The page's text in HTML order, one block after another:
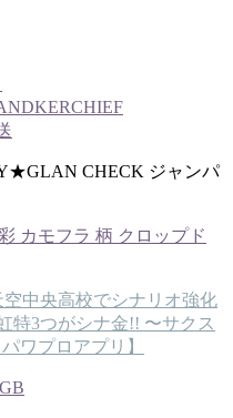
CHECK ジャンパ
カモフラ 柄 クロップド
空中央高校でシナリオ強化
特3つがシナ金!! 〜サクス
ワプロアプリ】